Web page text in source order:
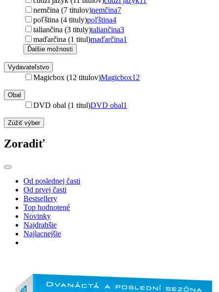
nemčina (7 titulov)nemčina7
poľština (4 tituly)poľština4
taliančina (3 tituly)taliančina3
maďarčina (1 titul)maďarčina1
Ďalšie možnosti
Vydavateľstvo
Magicbox (12 titulov)Magicbox12
Obal
DVD obal (1 titul)DVD obal1
Zúžiť výber
Zoradiť
Od poslednej časti
Od prvej časti
Bestsellery
Top hodnotené
Novinky
Najdrahšie
Najlacnejšie